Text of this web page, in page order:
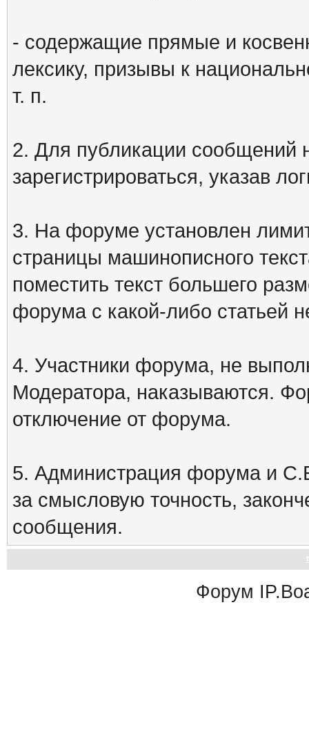
- содержащие прямые и
лексику, призывы к
т. п.
2. Для публикации сообщений
зарегистрироваться, указав
3. На форуме установлен
страницы машинописного
поместить текст большего
форума с какой-либо статьей
4. Участники форума, не
Модератора, наказываются.
отключение от форума.
5. Администрация форума и
за смысловую точность,
сообщения.
Форум